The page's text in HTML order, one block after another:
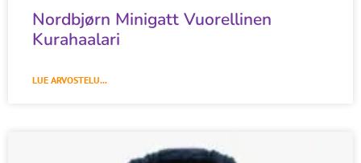
Nordbjørn Minigatt Vuorellinen
Kurahaalari
LUE ARVOSTELU...